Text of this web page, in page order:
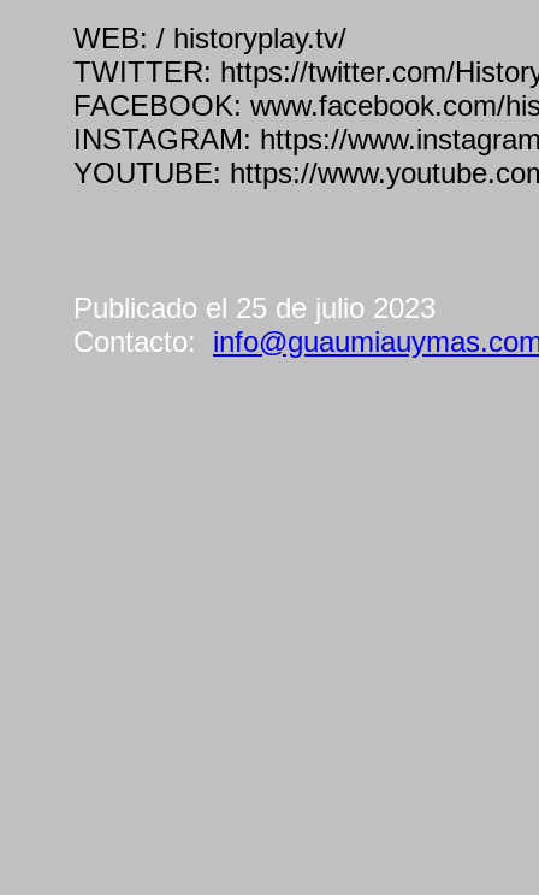
WEB: / historyplay.tv/
TWITTER: https://twitter.com/
FACEBOOK: www.facebook.com/
INSTAGRAM: https://
YOUTUBE: https://
Publicado el 25 de julio 2023
Contacto: